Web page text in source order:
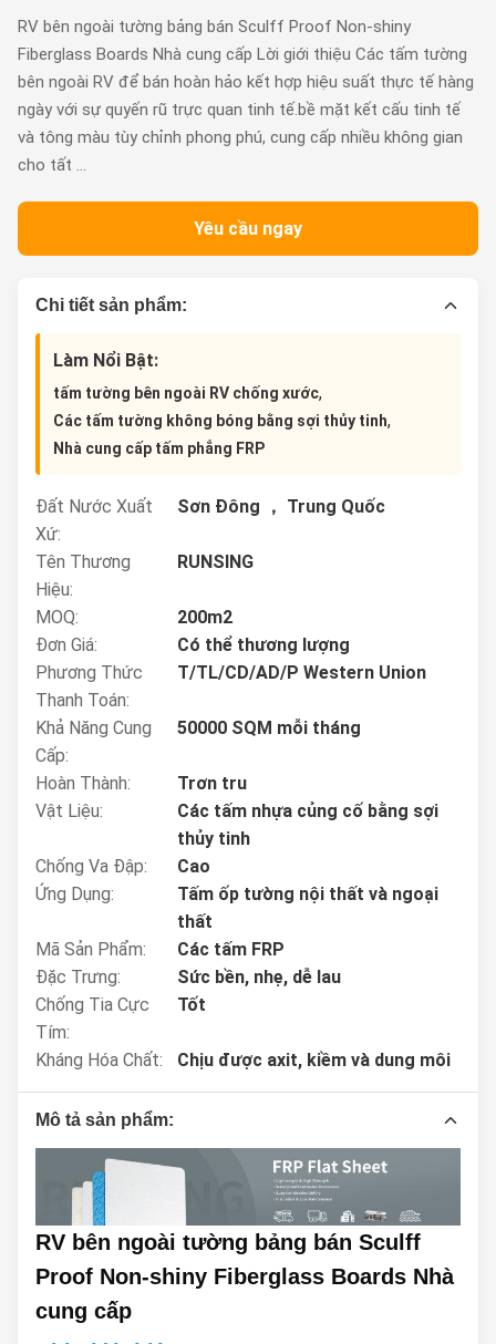
RV bên ngoài tường bảng bán Sculff Proof Non-shiny
Fiberglass Boards Nhà cung cấp Lời giới thiệu Các tấm tường
bên ngoài RV để bán hoàn hảo kết hợp hiệu suất thực tế hàng
ngày với sự quyến rũ trực quan tinh tế.bề mặt kết cấu tinh tế
và tông màu tùy chỉnh phong phú, cung cấp nhiều không gian
cho tất ...
Yêu cầu ngay
Chi tiết sản phẩm:
Làm Nổi Bật:
tấm tường bên ngoài RV chống xước,
Các tấm tường không bóng bằng sợi thủy tinh,
Nhà cung cấp tấm phẳng FRP
Đất Nước Xuất
Xứ:
Sơn Đông ， Trung Quốc
Tên Thương
Hiệu:
RUNSING
MOQ:
200m2
Đơn Giá:
Có thể thương lượng
Phương Thức
Thanh Toán:
T/TL/CD/AD/P Western Union
Khả Năng Cung
Cấp:
50000 SQM mỗi tháng
Hoàn Thành:
Trơn tru
Vật Liệu:
Các tấm nhựa củng cố bằng sợi
thủy tinh
Chống Va Đập:
Cao
Ứng Dụng:
Tấm ốp tường nội thất và ngoại
thất
Mã Sản Phẩm:
Các tấm FRP
Đặc Trưng:
Sức bền, nhẹ, dễ lau
Chống Tia Cực
Tím:
Tốt
Kháng Hóa Chất: Chịu được axit, kiềm và dung môi
Mô tả sản phẩm:
RV bên ngoài tường bảng bán Sculff
Proof Non-shiny Fiberglass Boards Nhà
cung cấp